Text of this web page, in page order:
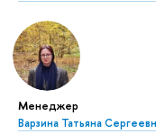
Менеджер
Варзина Татьяна